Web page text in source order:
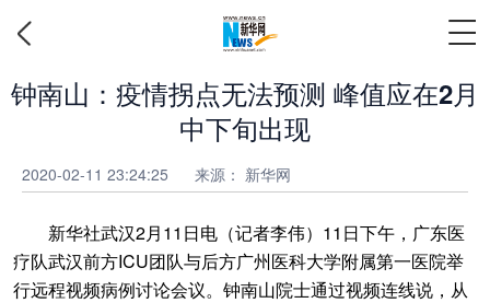
钟南山：疫情拐点无法预测 峰值应在2月
中下旬出现
2020-02-11 23:24:25 来源： 新华网
新华社武汉2月11日电（记者李伟）11日下午，广东医
疗队武汉前方ICU团队与后方广州医科大学附属第一医院举
行远程视频病例讨论会议。钟南山院士通过视频连线说，从